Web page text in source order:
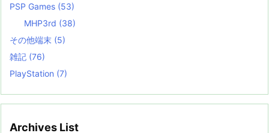
PSP Games (53)
MHP3rd (38)
その他端末 (5)
雑記 (76)
PlayStation (7)
Archives List